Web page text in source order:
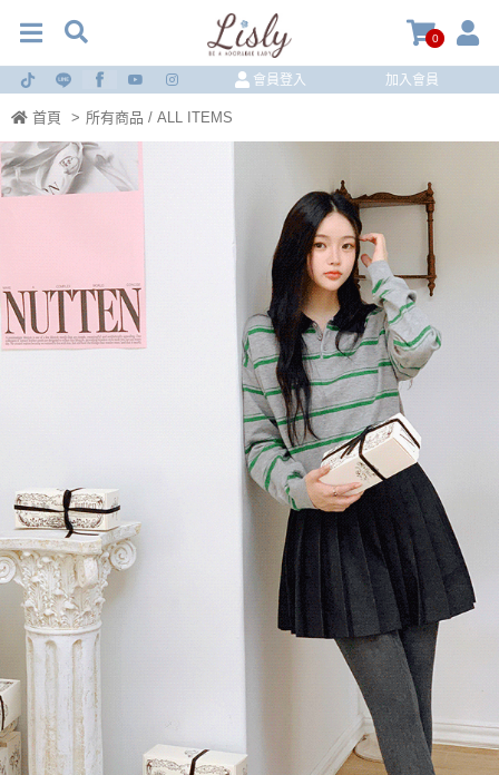
0
會員登入 加入會員
首頁 > 所有商品 / ALL ITEMS